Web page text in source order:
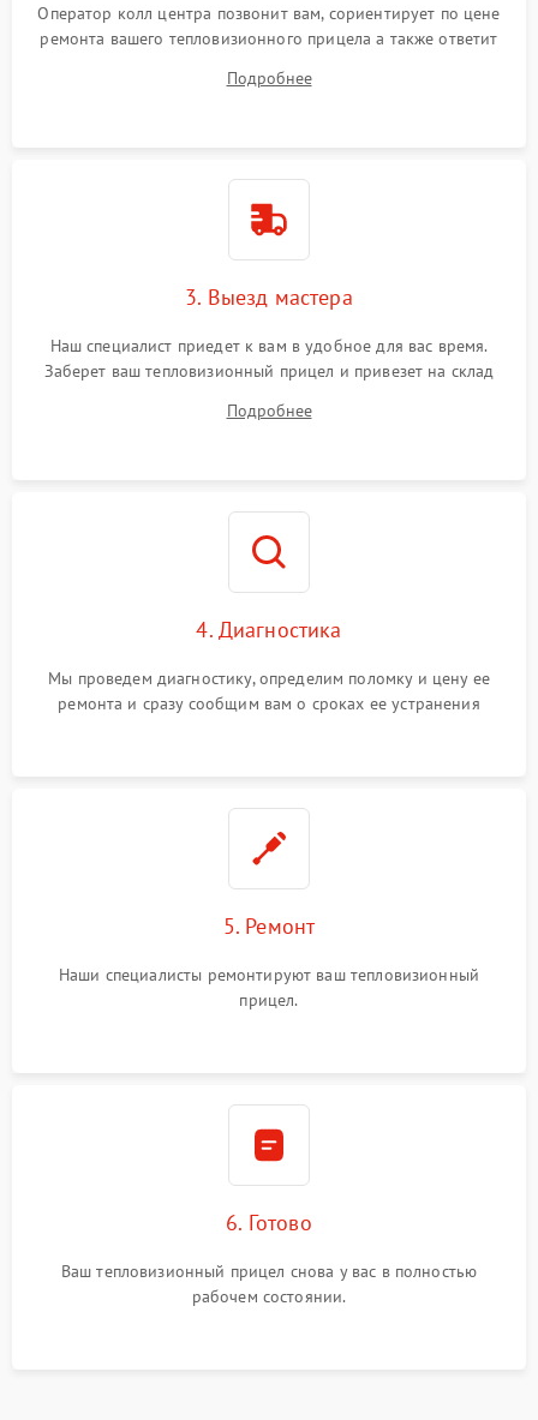
Оператор колл центра позвонит вам, сориентирует по цене
ремонта вашего тепловизионного прицела а также ответит
Подробнее
3. Выезд мастера
Наш специалист приедет к вам в удобное для вас время.
Заберет ваш тепловизионный прицел и привезет на склад
Подробнее
4. Диагностика
Мы проведем диагностику, определим поломку и цену ее
ремонта и сразу сообщим вам о сроках ее устранения
5. Ремонт
Наши специалисты ремонтируют ваш тепловизионный
прицел.
6. Готово
Ваш тепловизионный прицел снова у вас в полностью
рабочем состоянии.